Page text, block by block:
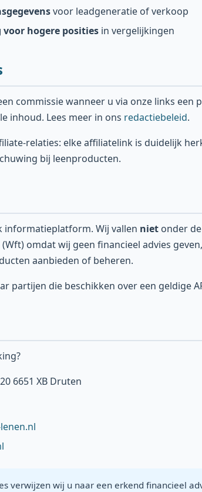
voor leadgeneratie of verkoop
hogere posities in vergelijkingen
commissie wanneer u via onze links een
inhoud. Lees meer in ons redactiebeleid.
relaties: elke affiliatelink is duidelijk
bij leenproducten.
informatieplatform. Wij vallen niet onder
omdat wij geen financieel advies
aanbieden of beheren.
partijen die beschikken over een geldige
6651 XB Druten
verwijzen wij u naar een erkend financieel